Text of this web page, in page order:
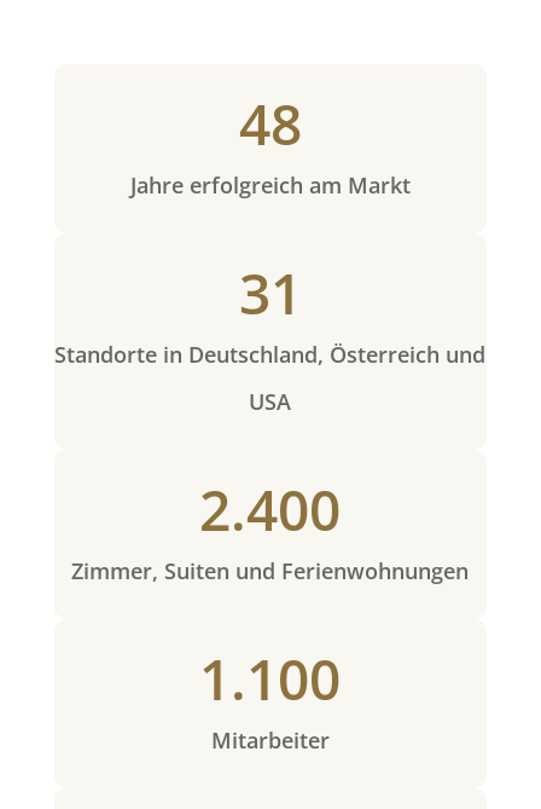
48
Jahre erfolgreich am Markt
31
Standorte in Deutschland, Österreich und
USA
2.400
Zimmer, Suiten und Ferienwohnungen
1.100
Mitarbeiter